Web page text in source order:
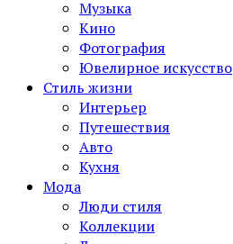
Музыка
Кино
Фотография
Ювелирное искусство
Стиль жизни
Интерьер
Путешествия
Авто
Кухня
Мода
Люди стиля
Коллекции